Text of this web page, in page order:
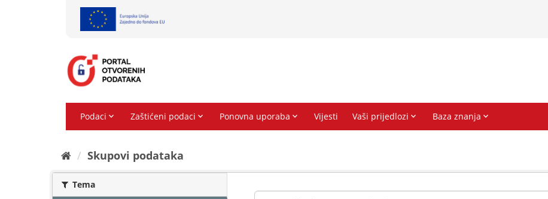
Skupovi podаtаkа
Tema